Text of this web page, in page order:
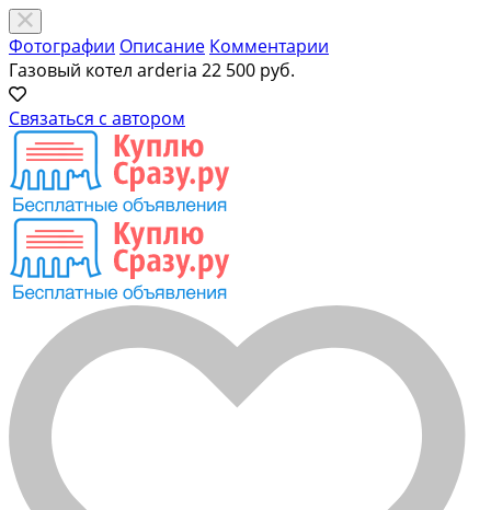
Фотографии Описание Комментарии
Газовый котел arderia 22 500 руб.
Связаться с автором